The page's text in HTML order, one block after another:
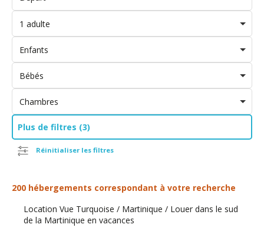
1 adulte
Enfants
Bébés
Chambres
Plus de filtres (3)
Réinitialiser les filtres
200 hébergements correspondant à votre recherche
Location Vue Turquoise / Martinique / Louer dans le sud
de la Martinique en vacances